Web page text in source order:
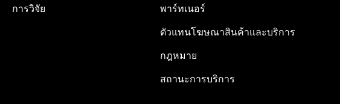
การวิจัย
พาร์ทเนอร์
ตัวแทนโฆษณาสินค้าและบริการ
กฎหมาย
สถานะการบริการ